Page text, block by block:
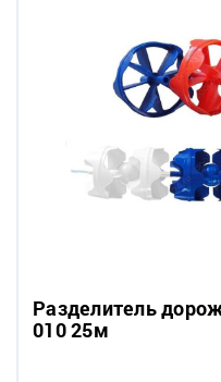
Разделитель
010 25м